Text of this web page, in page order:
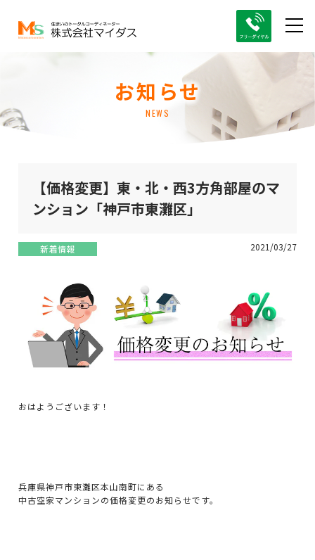
お知らせ
NEWS
【価格変更】東・北・西3方角部屋のマ
ンション「神戸市東灘区」
新着情報 2021/03/27
おはようございます！
兵庫県神戸市東灘区本山南町にある
中古空家マンションの価格変更のお知らせです。